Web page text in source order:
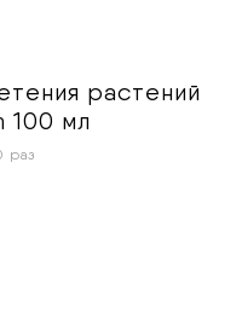
растений
100 мл
раз